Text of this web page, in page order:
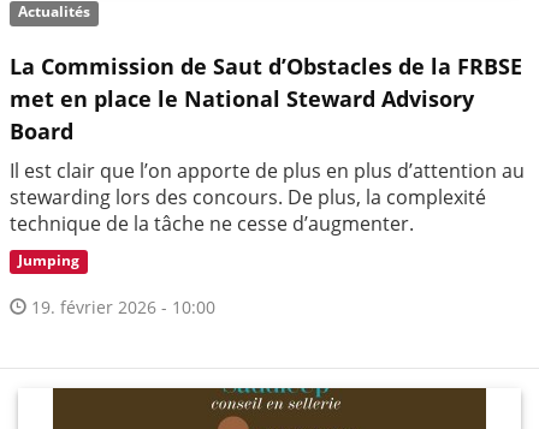
Actualités
La Commission de Saut d’Obstacles de la FRBSE
met en place le National Steward Advisory
Board
Il est clair que l’on apporte de plus en plus d’attention au
stewarding lors des concours. De plus, la complexité
technique de la tâche ne cesse d’augmenter.
Jumping
19. février 2026 - 10:00